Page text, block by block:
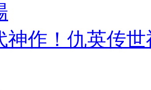
神作！仇英传